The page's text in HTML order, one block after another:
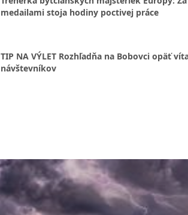
medailami stoja hodiny poctivej práce
TIP NA VÝLET Rozhľadňa na Bobovci opäť
návštevníkov